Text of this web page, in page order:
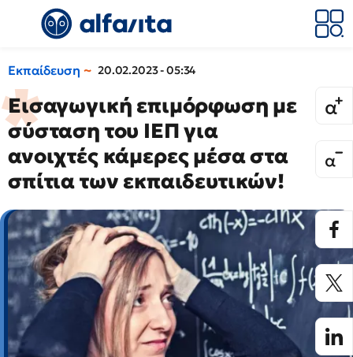
Εκπαίδευση 20.02.2023 - 05:34
Εισαγωγική επιμόρφωση με
σύσταση του ΙΕΠ για
ανοιχτές κάμερες μέσα στα
σπίτια των εκπαιδευτικών!